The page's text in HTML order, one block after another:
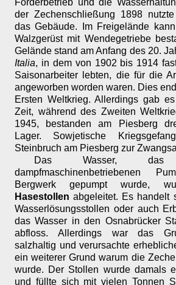
Förderbetrieb und die
der Zechenschließung 1898
das Gebäude. Im Freigelände
Walzgerüst mit Wendegetriebe
Gelände stand am Anfang des 20.
Italia, in dem von 1902 bis 1914
Saisonarbeiter lebten, die für die
angeworben worden waren. Dies
Ersten Weltkrieg. Allerdings gab
Zeit, während des Zweiten
1945, bestanden am Piesberg
Lager. Sowjetische
Steinbruch am Piesberg zur
Das Wasser,
dampfmaschinenbetriebenen
Bergwerk gepumpt wurde,
Hasestollen abgeleitet. Es handelt
Wasserlösungsstollen oder auch
das Wasser in den Osnabrücker
abfloss. Allerdings war das
salzhaltig und verursachte
ein weiterer Grund warum die
wurde. Der Stollen wurde damals
und füllte sich mit vielen Tonnen